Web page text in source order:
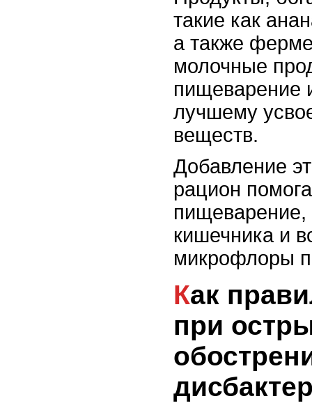
такие как
а также
молочные
пищеварение
лучшему
веществ.
Добавление
рацион
пищеварение,
кишечника и
микрофлоры
Как правильно питаться
при